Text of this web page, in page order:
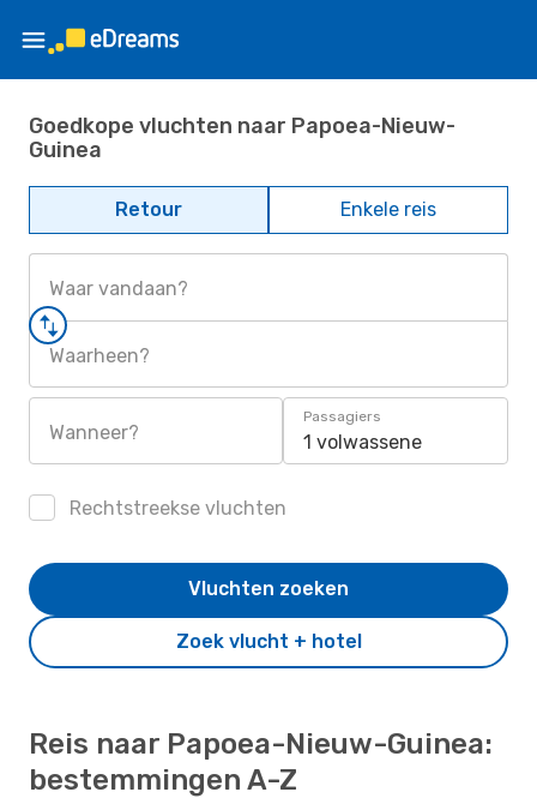
Goedkope vluchten naar Papoea-Nieuw-
Guinea
Retour Enkele reis
Waar vandaan?
Waarheen?
Wanneer?
Passagiers
1 volwassene
Rechtstreekse vluchten
Zoek vlucht + hotel
Vluchten zoeken
Reis naar Papoea-Nieuw-Guinea:
bestemmingen A-Z